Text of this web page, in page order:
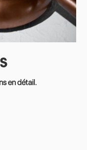
en détail.